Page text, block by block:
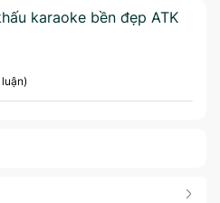
karaoke bền đẹp ATK